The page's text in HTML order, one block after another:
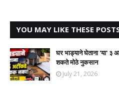
YOU MAY LIKE THESE
घर भाड्याने घेताना 'या' ३
शकते मोठे नुकसान
July 21, 2026